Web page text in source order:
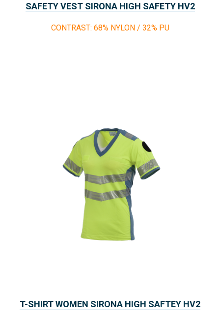
SAFETY VEST SIRONA HIGH SAFETY HV2
CONTRAST: 68% NYLON / 32% PU
T-SHIRT WOMEN SIRONA HIGH SAFTEY HV2